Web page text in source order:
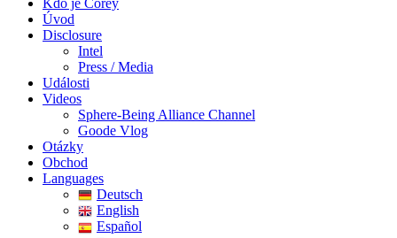
Úvod
Disclosure
Intel
Press / Media
Události
Videos
Sphere-Being Alliance Channel
Goode Vlog
Otázky
Obchod
Languages
Deutsch
English
Español